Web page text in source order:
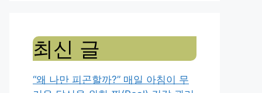
최신 글
“왜 나만 피곤할까?” 매일 아침이 무